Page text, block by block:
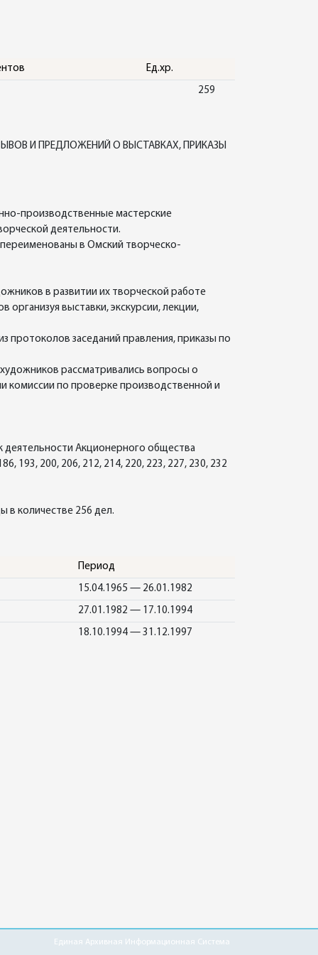
Ед.хр.
259
И ПРЕДЛОЖЕНИЙ О ВЫСТАВКАХ, ПРИКАЗЫ
производственные мастерские
деятельности.
в Омский творческо-
в развитии их творческой работе
выставки, экскурсии, лекции,
заседаний правления, приказы по
рассматривались вопросы о
комиссии по проверке производственной и
деятельности Акционерного общества
193, 200, 206, 212, 214, 220, 223, 227, 230, 232
в количестве 256 дел.
Период
15.04.1965 — 26.01.1982
27.01.1982 — 17.10.1994
18.10.1994 — 31.12.1997
Единая Архивная Информационная Система